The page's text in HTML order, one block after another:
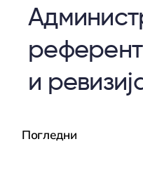
референт
и
Погледни